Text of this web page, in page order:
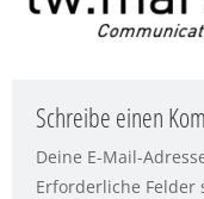
Schreibe einen
Deine E-Mail-
Erforderliche Felder